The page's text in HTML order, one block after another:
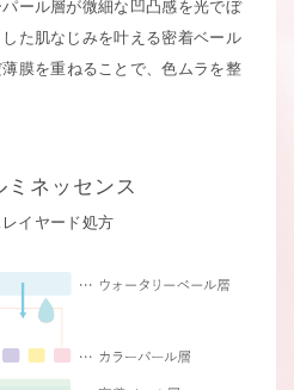
パール層が微細な凹凸感を光でぼ
た肌なじみを叶える密着ベール
膜を重ねることで、色ムラを整
ミネッセンス
イヤード処方